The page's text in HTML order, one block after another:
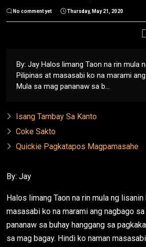
No comment yet Thursday, May 21, 2020
By: Jay Halos limang Taon na rin mula
Pilipinas at masasabi ko na marami
Mula sa mag pananaw sa b...
Isang Tambay Sa Kanto
Coke Sakto
Quickie Pagkatapos Magpamasahe
By: Jay
Halos limang Taon na rin mula ng
masasabi ko na marami ang nagbago
pananaw sa buhay hanggang sa
sa mag bagay. Hindi ko naman